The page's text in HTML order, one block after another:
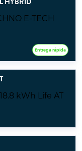
Entrega rápida